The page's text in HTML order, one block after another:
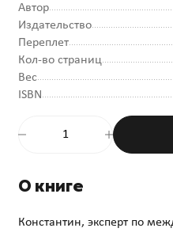
Автор
Издательство
Переплет
Кол-во страниц
Вес
ISBN
О книге
Константин, эксперт по